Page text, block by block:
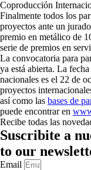
Coproducción
Finalmente todos los
proyectos ante un
premio en metálico de
serie de premios en
La convocatoria para
ya está abierta. La
nacionales es el 22 de
proyectos
así como las bases de
puede encontrar en
Recibe todas las
Suscribite a
to our
Email